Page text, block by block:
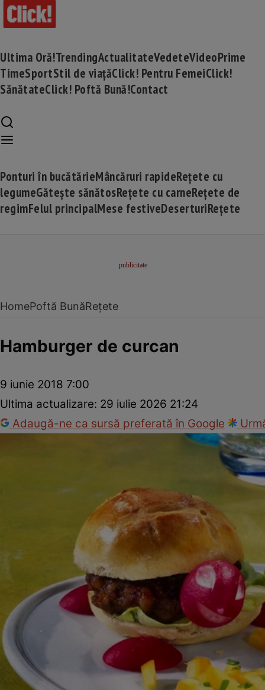
Ultima Oră!TrendingActualitateVedeteVideoPrime
TimeSportStil de viațăClick! Pentru FemeiClick!
SănătateClick! Poftă Bună!Contact
Ponturi în bucătărieMâncăruri rapideRețete cu
legumeGătește sănătosRețete cu carneRețete de
regimFelul principalMese festiveDeserturiRețete
HomePoftă BunăRețete
Hamburger de curcan
9 iunie 2018 7:00
Ultima actualizare: 29 iulie 2026 21:24
Adaugă-ne ca sursă preferată în Google